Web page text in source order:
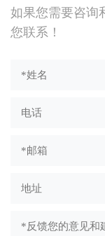
如果您需要咨询
您联系！